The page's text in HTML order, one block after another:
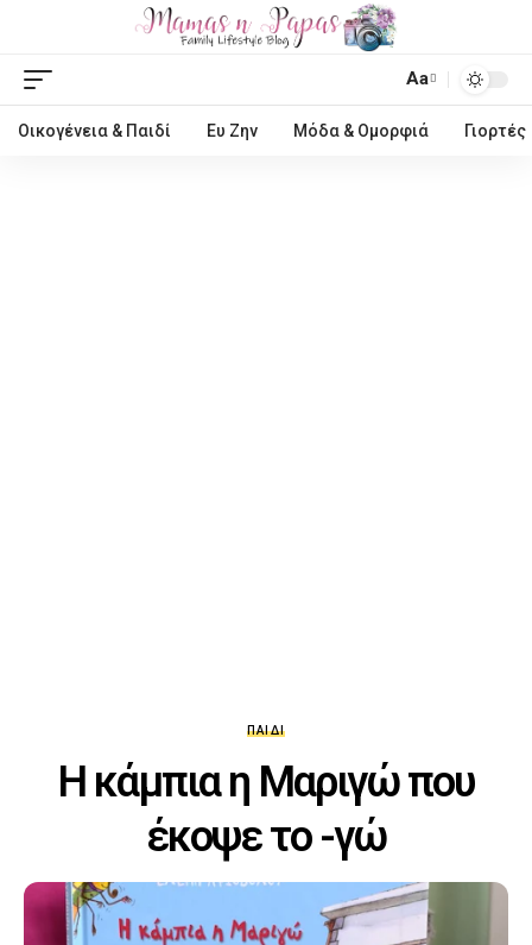
Aa
Οικογένεια & Παιδί Ευ Ζην Μόδα & Ομορφιά Γιορτές
ΠΑΙΔΊ
Η κάμπια η Μαριγώ που
έκοψε το -γώ